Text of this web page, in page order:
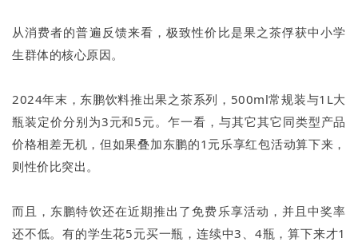
从消费者的普遍反馈来看，极致性价比是果之茶俘获中小学
生群体的核心原因。
2024年末，东鹏饮料推出果之茶系列，500ml常规装与1L大
瓶装定价分别为3元和5元。乍一看，与其它其它同类型产品
价格相差无机，但如果叠加东鹏的1元乐享红包活动算下来，
则性价比突出。
而且，东鹏特饮还在近期推出了免费乐享活动，并且中奖率
还不低。有的学生花5元买一瓶，连续中3、4瓶，算下来才1